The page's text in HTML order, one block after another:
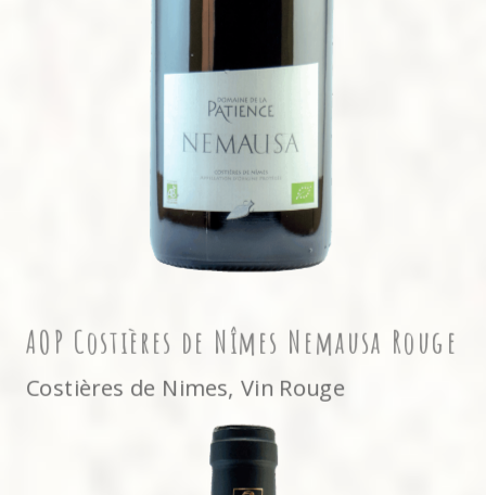
AOP Costières de Nîmes Nemausa Rouge
Costières de Nimes, Vin Rouge